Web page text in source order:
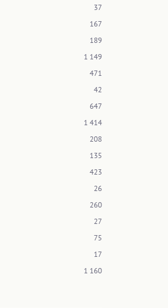
37
167
189
1 149
471
42
647
1 414
208
135
423
26
260
27
75
17
1 160